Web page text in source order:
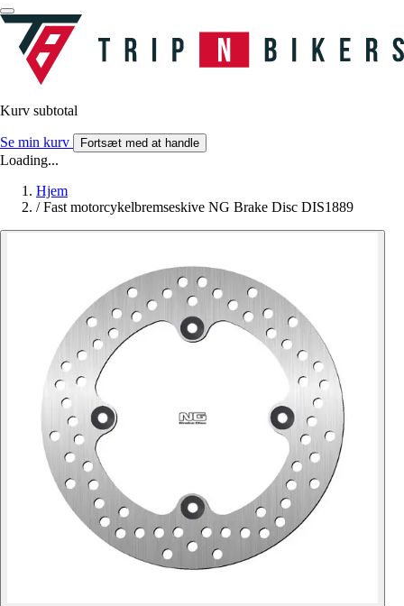
Kurv subtotal
Se min kurv Fortsæt med at handle
Loading...
Hjem
/ Fast motorcykelbremseskive NG Brake Disc DIS1889